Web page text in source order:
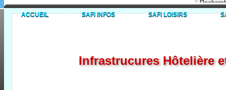
ACCUEIL SAFI INFOS SAFI LOISIRS
Infrastrucures Hôtelière